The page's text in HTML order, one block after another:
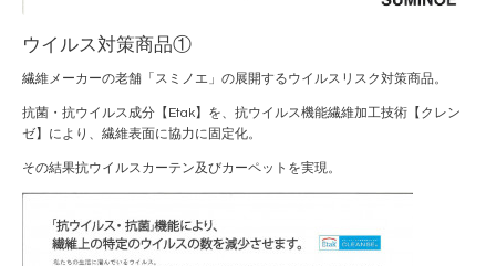
ウイルス対策商品①
繊維メーカーの老舗「スミノエ」の展開するウイルスリスク対策商品。
抗菌・抗ウイルス成分【Etak】を、抗ウイルス機能繊維加工技術【クレン
ゼ】により、繊維表面に協力に固定化。
その結果抗ウイルスカーテン及びカーペットを実現。